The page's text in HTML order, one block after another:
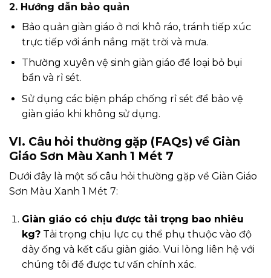
2. Hướng dẫn bảo quản
Bảo quản giàn giáo ở nơi khô ráo, tránh tiếp xúc
trực tiếp với ánh nắng mặt trời và mưa.
Thường xuyên vệ sinh giàn giáo để loại bỏ bụi
bẩn và rỉ sét.
Sử dụng các biện pháp chống rỉ sét để bảo vệ
giàn giáo khi không sử dụng.
VI. Câu hỏi thường gặp (FAQs) về Giàn
Giáo Sơn Màu Xanh 1 Mét 7
Dưới đây là một số câu hỏi thường gặp về Giàn Giáo
Sơn Màu Xanh 1 Mét 7:
Giàn giáo có chịu được tải trọng bao nhiêu
kg?Tải trọng chịu lực cụ thể phụ thuộc vào độ
dày ống và kết cấu giàn giáo. Vui lòng liên hệ với
chúng tôi để được tư vấn chính xác.